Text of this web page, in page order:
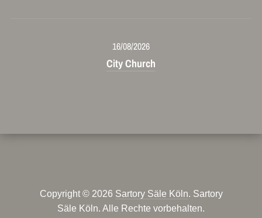
16/08/2026
City Church
Copyright © 2026 Sartory Säle Köln. Sartory
Säle Köln. Alle Rechte vorbehalten.